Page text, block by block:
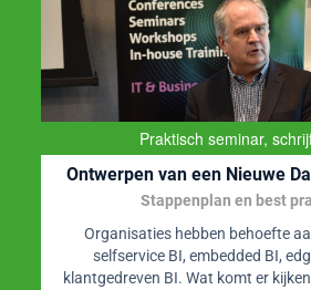
Praktisch seminar,
Ontwerpen van een Nieuwe
Stappenplan en best
Organisaties hebben behoefte
selfservice BI, embedded BI,
klantgedreven BI. Wat komt er